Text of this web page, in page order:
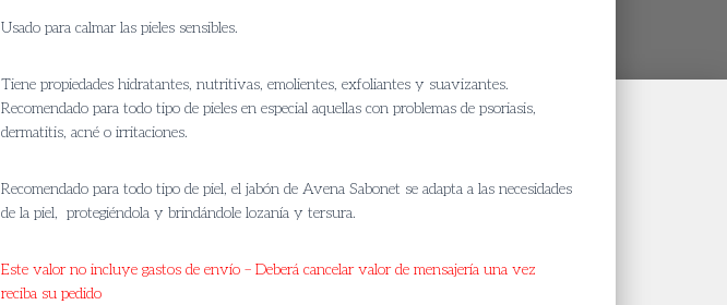
through
$ 50.000
Usado para calmar las pieles sensibles.
Tiene propiedades hidratantes, nutritivas, emolientes, exfoliantes y suavizantes.
Recomendado para todo tipo de pieles en especial aquellas con problemas de psoriasis,
dermatitis, acné o irritaciones.
Recomendado para todo tipo de piel, el jabón de Avena Sabonet se adapta a las necesidades
de la piel, protegiéndola y brindándole lozanía y tersura.
Este valor no incluye gastos de envío – Deberá cancelar valor de mensajería una vez
reciba su pedido